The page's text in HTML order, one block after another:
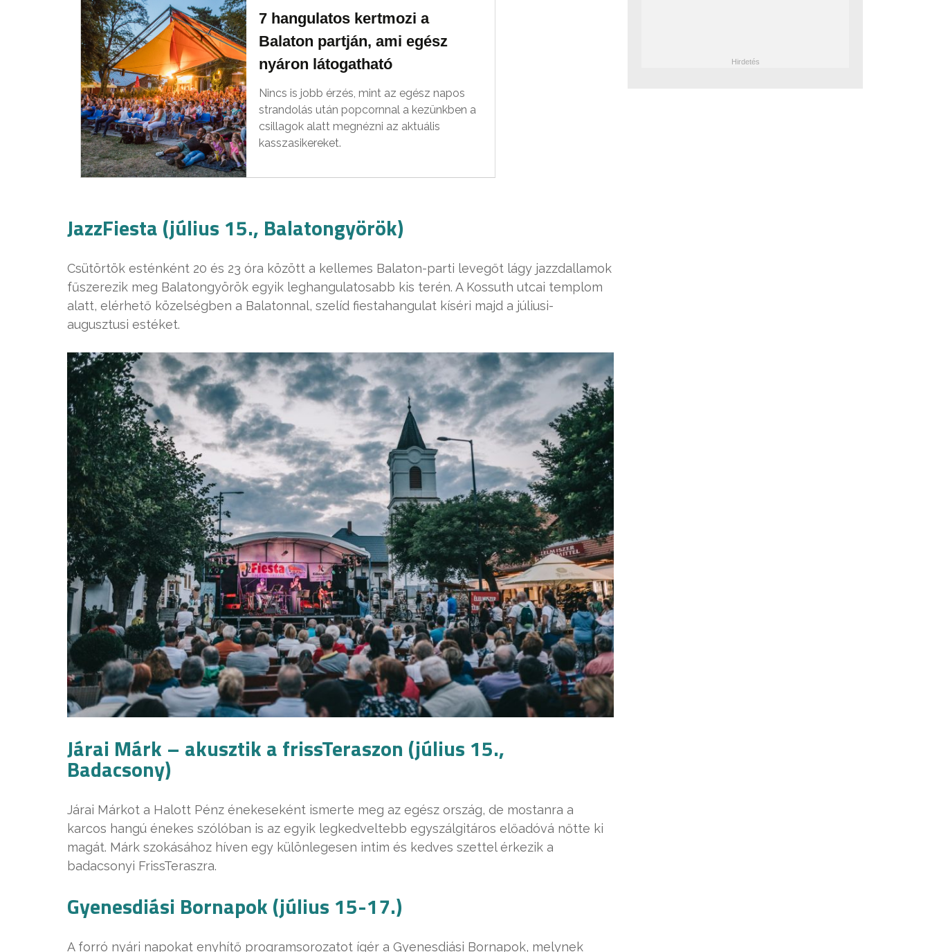
7 hangulatos kertmozi a
Balaton partján, ami egész
nyáron látogatható
Nincs is jobb érzés, mint az egész napos
strandolás után popcornnal a kezünkben a
csillagok alatt megnézni az aktuális
kasszasikereket.
JazzFiesta (július 15., Balatongyörök)
Csütörtök esténként 20 és 23 óra között a kellemes Balaton-parti levegőt lágy jazzdallamok
fűszerezik meg Balatongyörök egyik leghangulatosabb kis terén. A Kossuth utcai templom
alatt, elérhető közelségben a Balatonnal, szelíd fiestahangulat kíséri majd a júliusi-
augusztusi estéket.
Járai Márk – akusztik a frissTeraszon (július 15.,
Badacsony)
Járai Márkot a Halott Pénz énekeseként ismerte meg az egész ország, de mostanra a
karcos hangú énekes szólóban is az egyik legkedveltebb egyszálgitáros előadóvá nőtte ki
magát. Márk szokásához híven egy különlegesen intim és kedves szettel érkezik a
badacsonyi FrissTeraszra.
Gyenesdiási Bornapok (július 15-17.)
A forró nyári napokat enyhítő programsorozatot ígér a Gyenesdiási Bornapok, melynek